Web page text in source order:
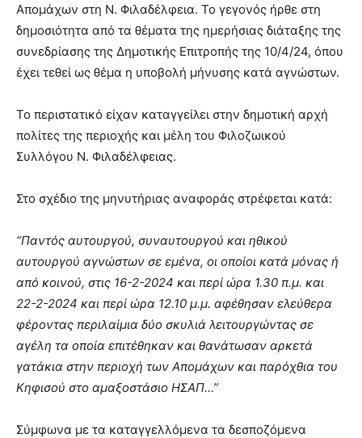
Απομάχων στη Ν. Φιλαδέλφεια. Το γεγονός ήρθε στη
δημοσιότητα από τα θέματα της ημερήσιας διάταξης της
συνεδρίασης της Δημοτικής Επιτροπής της 10/4/24, όπου
έχει τεθεί ως θέμα η υποβολή μήνυσης κατά αγνώστων.
Το περιστατικό είχαν καταγγείλει στην δημοτική αρχή
πολίτες της περιοχής και μέλη του Φιλοζωικού
Συλλόγου Ν. Φιλαδέλφειας.
Στο σχέδιο της μηνυτήριας αναφοράς στρέφεται κατά:
“Παντός αυτουργού, συναυτουργού και ηθικού
αυτουργού αγνώστων σε εμένα, οι οποίοι κατά μόνας ή
από κοινού, στις 16-2-2024 και περί ώρα 1.30 π.μ. και
22-2-2024 και περί ώρα 12.10 μ.μ. αφέθησαν ελεύθερα
φέροντας περιλαίμια δύο σκυλιά λειτουργώντας σε
αγέλη τα οποία επιτέθηκαν και θανάτωσαν αρκετά
γατάκια στην περιοχή των Απομάχων και παρόχθια του
Κηφισού στο αμαξοστάσιο ΗΣΑΠ…”
Σύμφωνα με τα καταγγελλόμενα τα δεσποζόμενα